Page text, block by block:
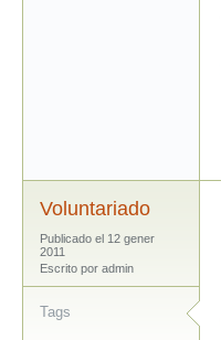
Voluntariado
Publicado el 12 gener
2011
Escrito por admin
Tags